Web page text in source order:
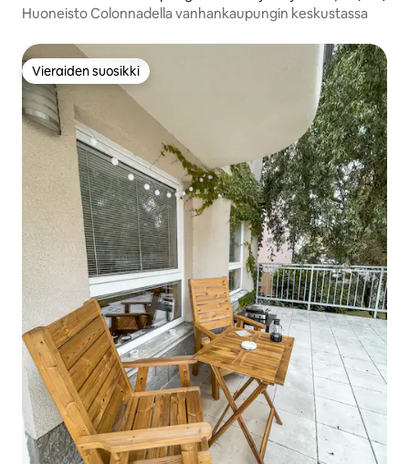
Huoneisto Colonnadella vanhankaupungin keskustassa
Vieraiden suosikki
Vieraiden suosikki